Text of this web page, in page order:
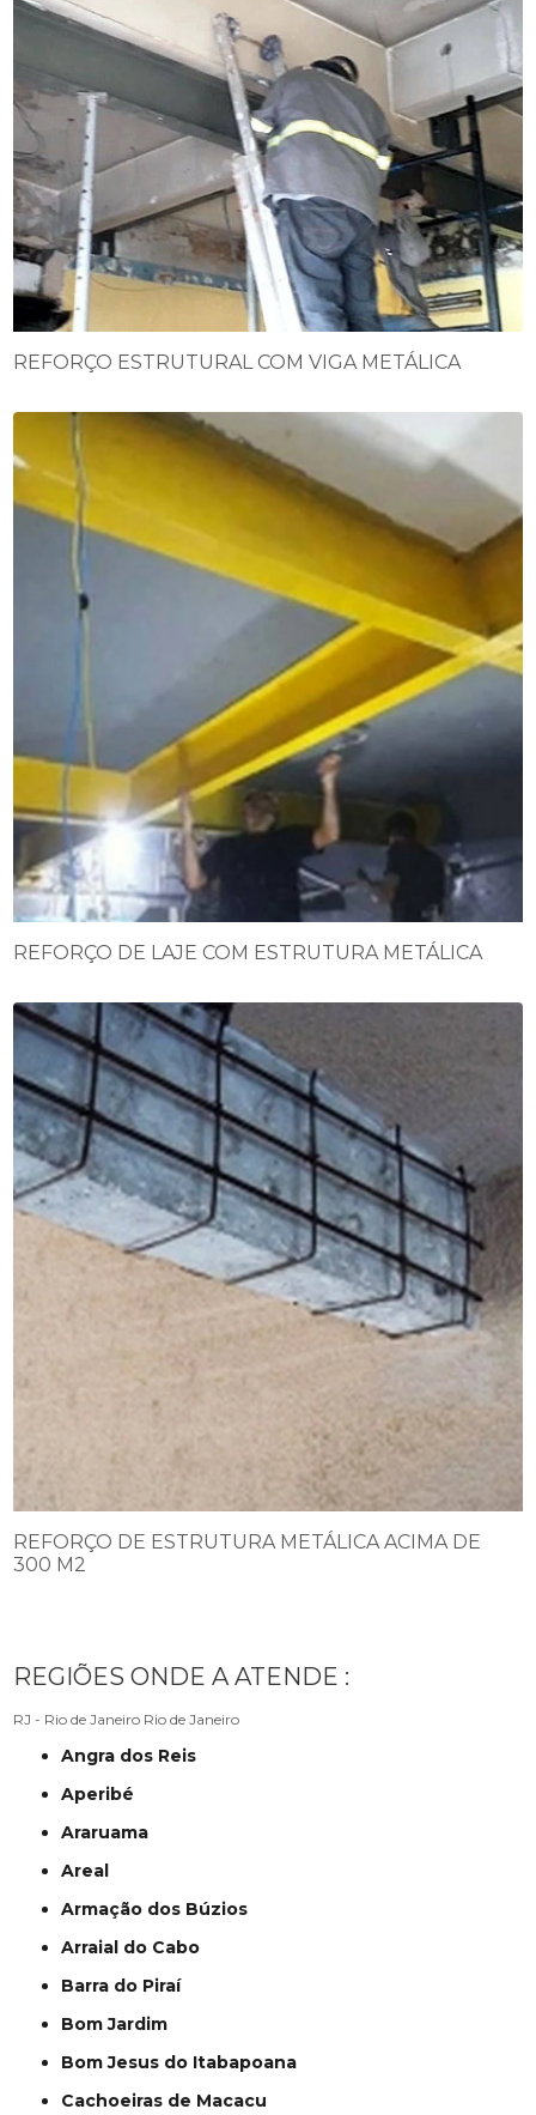
REFORÇO ESTRUTURAL COM VIGA METÁLICA
REFORÇO DE LAJE COM ESTRUTURA METÁLICA
REFORÇO DE ESTRUTURA METÁLICA ACIMA DE
300 M2
REGIÕES ONDE A ATENDE :
RJ - Rio de Janeiro Rio de Janeiro
Angra dos Reis
Aperibé
Araruama
Areal
Armação dos Búzios
Arraial do Cabo
Barra do Piraí
Bom Jardim
Bom Jesus do Itabapoana
Cachoeiras de Macacu